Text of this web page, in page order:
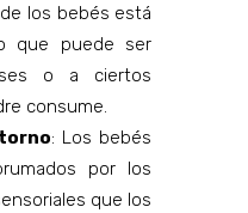
los bebés está
que puede ser
o a ciertos
consume.
: Los bebés
por los
que los